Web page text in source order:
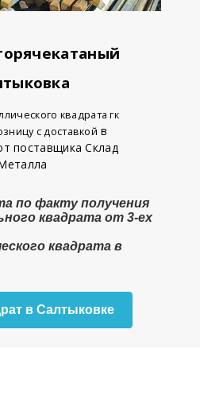
квадрата гк
с доставкой в
поставщика Склад
по факту получения
квадрата от 3-ех
квадрата в
в Салтыковке